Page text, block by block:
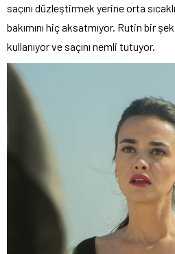
saçını düzleştirmek yerine orta
bakımını hiç aksatmıyor. Rutin bir
kullanıyor ve saçını nemli tutuyor.